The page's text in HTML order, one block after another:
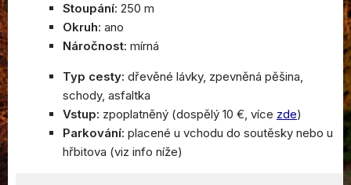
Stoupání: 250 m
Okruh: ano
Náročnost: mírná
Typ cesty: dřevěné lávky, zpevněná pěšina,
schody, asfaltka
Vstup: zpoplatněný (dospělý 10 €, více zde)
Parkování: placené u vchodu do soutěsky nebo u
hřbitova (viz info níže)